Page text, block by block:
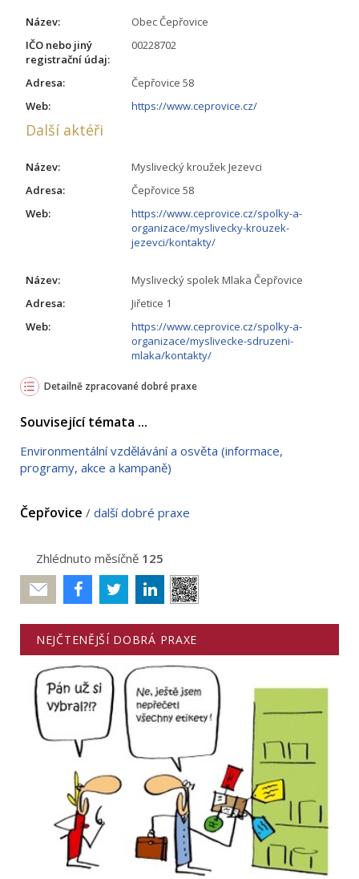
Název:
Obec Čepřovice
IČO nebo jiný
registrační údaj:
00228702
Adresa:
Čepřovice 58
Web:
https://www.ceprovice.cz/
Další aktéři
Název:
Myslivecký kroužek Jezevci
Adresa:
Čepřovice 58
Web:
https://www.ceprovice.cz/spolky-a-
organizace/myslivecky-krouzek-
jezevci/kontakty/
Název:
Myslivecký spolek Mlaka Čepřovice
Adresa:
Jiřetice 1
Web:
https://www.ceprovice.cz/spolky-a-
organizace/myslivecke-sdruzeni-
mlaka/kontakty/
Detailně zpracované dobré praxe
Související témata ...
Environmentální vzdělávání a osvěta (informace,
programy, akce a kampaně)
Čepřovice / další dobré praxe
Zhlédnuto měsíčně 125
Poslat
NEJČTENĚJŠÍ DOBRÁ PRAXE